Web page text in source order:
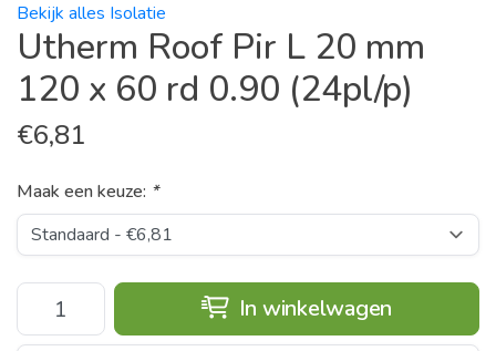
Bekijk alles Isolatie
Utherm Roof Pir L 20 mm
120 x 60 rd 0.90 (24pl/p)
€6,81
Maak een keuze: *
In winkelwagen